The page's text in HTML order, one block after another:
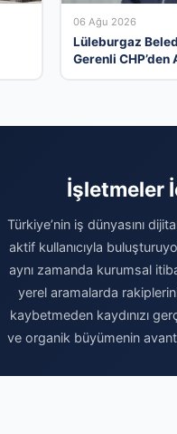
06 Ağu 2026
Lüleburgaz
Gerenli CHP’den
İşletmeler
Türkiye’nin iş dünyasını
aktif kullanıcıyla
aynı zamanda kurumsal
yerel aramalarda
kaybetmeden kaydınızı
ve organik büyümenin